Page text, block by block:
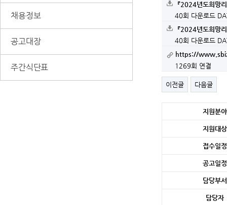
채용정보
공고대장
주간식단표
『2024년도희망
40회 다운로드
『2024년도희망
40회 다운로드
https://
1269회 연결
이전글 다음글
지원분야
지원대상
접수일정
공고일정
담당부서
담당자